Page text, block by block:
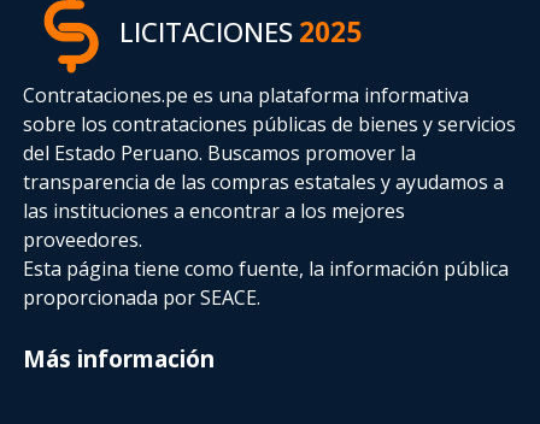
LICITACIONES2025
Contrataciones.pe es una plataforma informativa
sobre los contrataciones públicas de bienes y servicios
del Estado Peruano. Buscamos promover la
transparencia de las compras estatalesy ayudamos a
las instituciones a encontrar a los mejores
proveedores.
Esta página tiene como fuente, la información pública
proporcionada por SEACE.
Más información